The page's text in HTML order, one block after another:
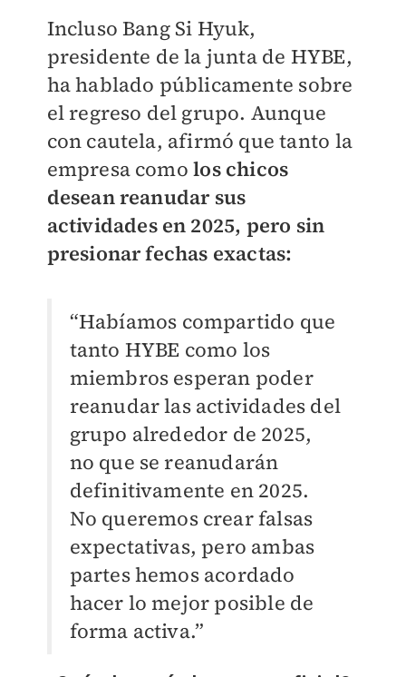
Incluso Bang Si Hyuk,
presidente de la junta de HYBE,
ha hablado públicamente sobre
el regreso del grupo. Aunque
con cautela, afirmó que tanto la
empresa comolos chicos
desean reanudar sus
actividades en 2025, pero sin
presionar fechas exactas:
“Habíamos compartido que
tanto HYBE como los
miembros esperan poder
reanudar las actividades del
grupo alrededor de 2025,
no que se reanudarán
definitivamente en 2025.
No queremos crear falsas
expectativas, pero ambas
partes hemos acordado
hacer lo mejor posible de
forma activa.”